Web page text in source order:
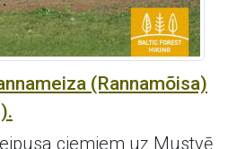
(Rannamõisa)
ciemiem uz Mustvē